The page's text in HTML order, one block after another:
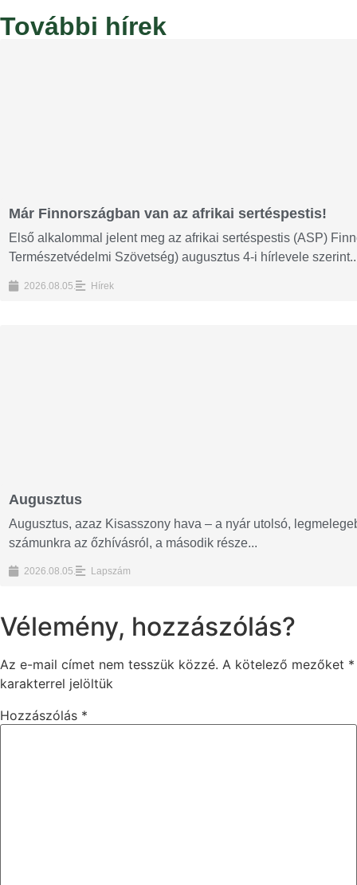
További hírek
Már Finnországban van az afrikai sertéspestis!
Első alkalommal jelent meg az afrikai sertéspestis (ASP)
Természetvédelmi Szövetség) augusztus 4-i hírlevele
2026.08.05. Hírek
Augusztus
Augusztus, azaz Kisasszony hava – a nyár utolsó,
számunkra az őzhívásról, a második része...
2026.08.05. Lapszám
Vélemény, hozzászólás?
Az e-mail címet nem tesszük közzé. A kötelező mezőket *
karakterrel jelöltük
Hozzászólás *